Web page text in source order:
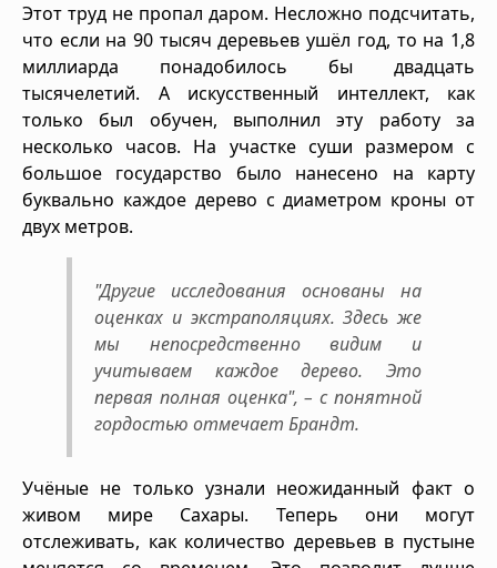
Этот труд не пропал даром. Несложно подсчитать,
что если на 90 тысяч деревьев ушёл год, то на 1,8
миллиарда понадобилось бы двадцать
тысячелетий. А искусственный интеллект, как
только был обучен, выполнил эту работу за
несколько часов. На участке суши размером с
большое государство было нанесено на карту
буквально каждое дерево с диаметром кроны от
двух метров.
"Другие исследования основаны на
оценках и экстраполяциях. Здесь же
мы непосредственно видим и
учитываем каждое дерево. Это
первая полная оценка", – с понятной
гордостью отмечает Брандт.
Учёные не только узнали неожиданный факт о
живом мире Сахары. Теперь они могут
отслеживать, как количество деревьев в пустыне